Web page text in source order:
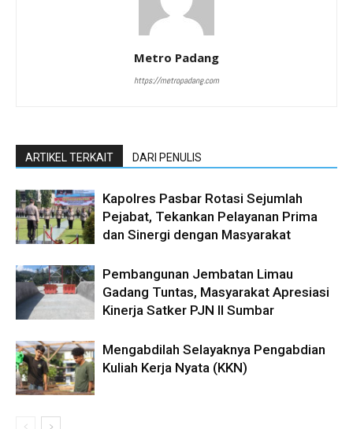
Metro Padang
https://metropadang.com
ARTIKEL TERKAIT DARI PENULIS
Kapolres Pasbar Rotasi Sejumlah
Pejabat, Tekankan Pelayanan Prima
dan Sinergi dengan Masyarakat
Pembangunan Jembatan Limau
Gadang Tuntas, Masyarakat Apresiasi
Kinerja Satker PJN II Sumbar
Mengabdilah Selayaknya Pengabdian
Kuliah Kerja Nyata (KKN)